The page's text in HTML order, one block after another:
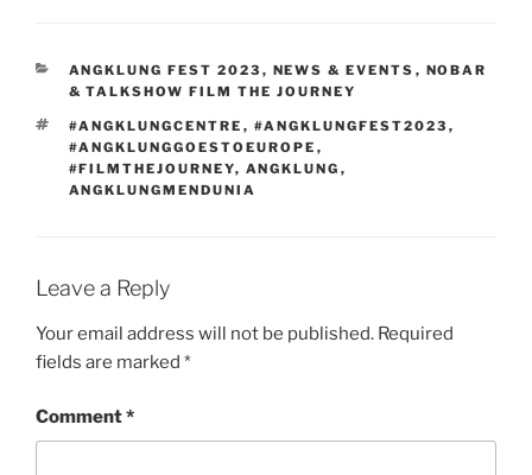
CATEGORIES
ANGKLUNG FEST 2023 , NEWS & EVENTS , NOBAR
& TALKSHOW FILM THE JOURNEY
TAGS
#ANGKLUNGCENTRE , #ANGKLUNGFEST2023 ,
#ANGKLUNGGOESTOEUROPE ,
#FILMTHEJOURNEY, ANGKLUNG ,
ANGKLUNGMENDUNIA
Leave a Reply
Your email address will not be published. Required
fields are marked *
Comment*